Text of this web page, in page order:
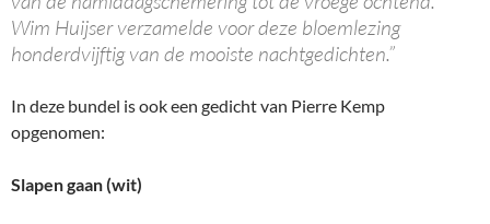
Wim Huijser verzamelde voor deze bloemlezing
honderdvijftig van de mooiste nachtgedichten.”
In deze bundel is ook een gedicht van Pierre Kemp
opgenomen:
Slapen gaan (wit)